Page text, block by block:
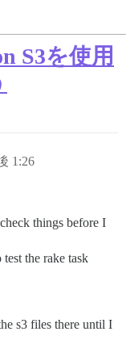
S3を使用
1:26
things before I
the rake task
s3 files there until I